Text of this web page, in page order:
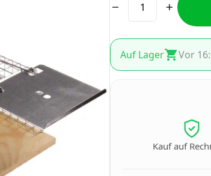
Auf Lager Vor
Kauf auf